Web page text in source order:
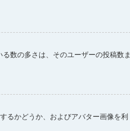
数の多さは、そのユーザーの投稿数ま
るかどうか、およびアバター画像を利